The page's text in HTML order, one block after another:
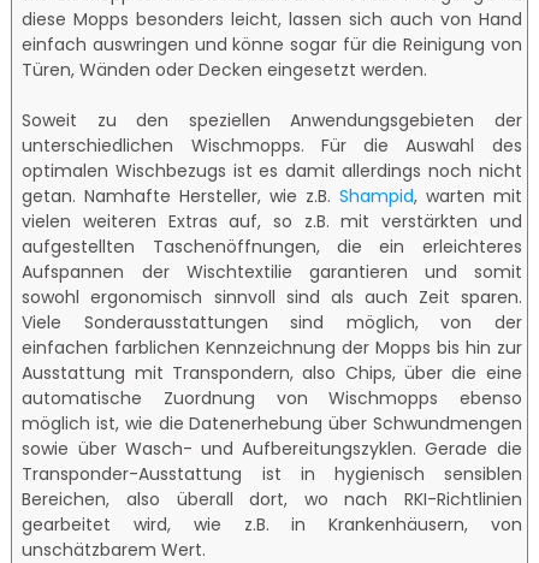
diese Mopps besonders leicht, lassen sich auch von Hand
einfach auswringen und könne sogar für die Reinigung von
Türen, Wänden oder Decken eingesetzt werden.
Soweit zu den speziellen Anwendungsgebieten der
unterschiedlichen Wischmopps. Für die Auswahl des
optimalen Wischbezugs ist es damit allerdings noch nicht
getan. Namhafte Hersteller, wie z.B. Shampid, warten mit
vielen weiteren Extras auf, so z.B. mit verstärkten und
aufgestellten Taschenöffnungen, die ein erleichteres
Aufspannen der Wischtextilie garantieren und somit
sowohl ergonomisch sinnvoll sind als auch Zeit sparen.
Viele Sonderausstattungen sind möglich, von der
einfachen farblichen Kennzeichnung der Mopps bis hin zur
Ausstattung mit Transpondern, also Chips, über die eine
automatische Zuordnung von Wischmopps ebenso
möglich ist, wie die Datenerhebung über Schwundmengen
sowie über Wasch- und Aufbereitungszyklen. Gerade die
Transponder-Ausstattung ist in hygienisch sensiblen
Bereichen, also überall dort, wo nach RKI-Richtlinien
gearbeitet wird, wie z.B. in Krankenhäusern, von
unschätzbarem Wert.